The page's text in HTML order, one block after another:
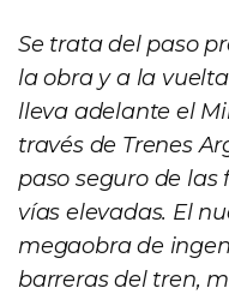
Se trata del paso
la obra y a la
lleva adelante el
través de Trenes
paso seguro de las
vías elevadas. El
megaobra de
barreras del tren,